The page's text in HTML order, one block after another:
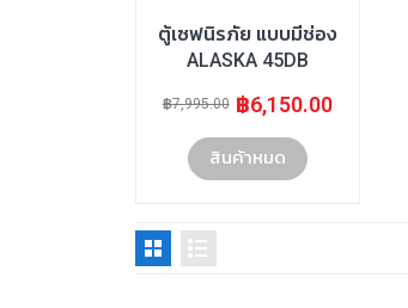
ตู้เซฟนิรภัย แบบมีช่อง
ALASKA 45DB
฿6,150.00
฿7,995.00
สินค้าหมด